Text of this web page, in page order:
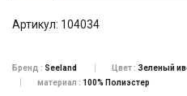
Артикул: 104034
Бренд : Seeland Цвет : Зеленый
материал : 100% Полиэстер